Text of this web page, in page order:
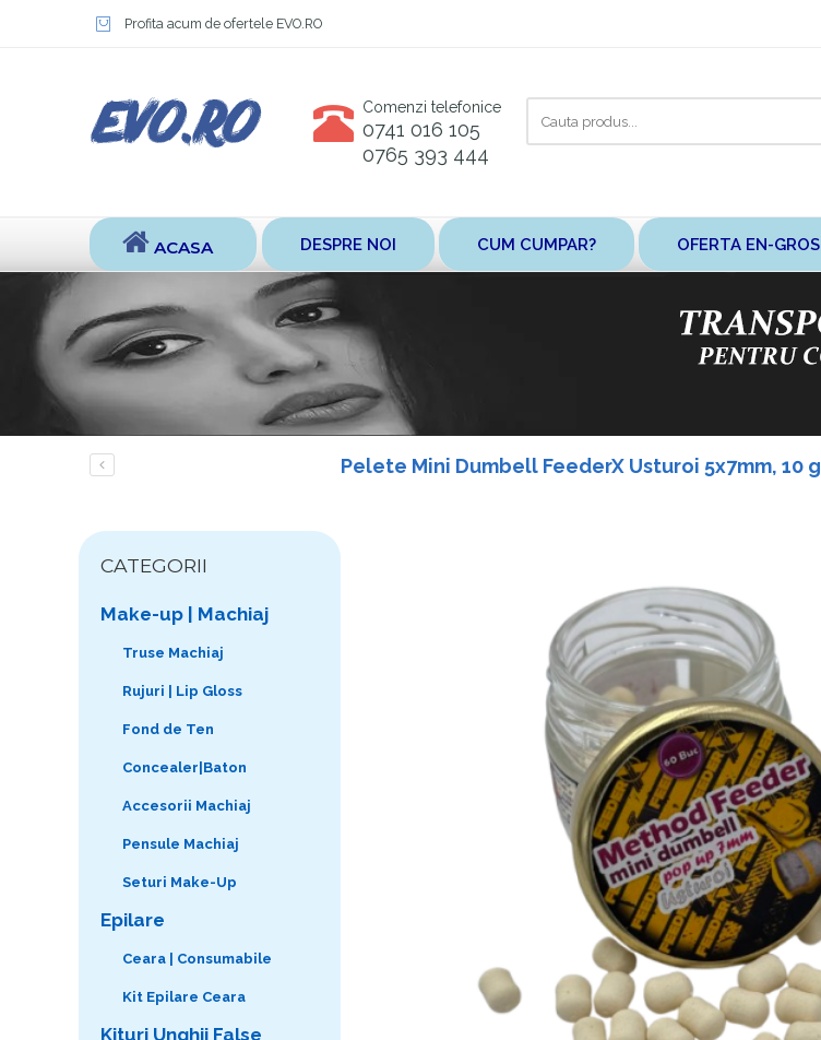
Profita acum de ofertele EVO.RO
Comenzi telefonice
0741 016 105
0765 393 444
aici
ACASA DESPRE NOI CUM CUMPAR? OFERTA EN-GROS
Pelete Mini Dumbell FeederX Usturoi 5x7mm, 10 g
CATEGORII
Make-up | Machiaj
Truse Machiaj
Rujuri | Lip Gloss
Fond de Ten
Concealer|Baton
Accesorii Machiaj
Pensule Machiaj
Seturi Make-Up
Epilare
Ceara | Consumabile
Kit Epilare Ceara
Kituri Unghii False